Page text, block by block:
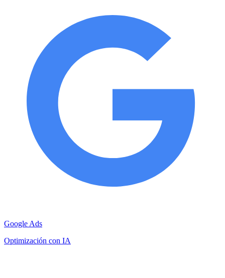
Google Ads
Optimización con IA